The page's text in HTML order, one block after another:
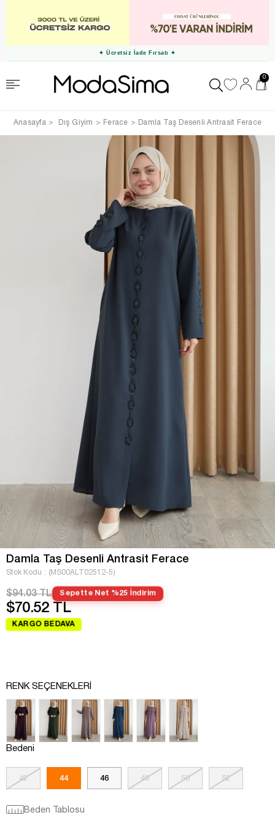
0
Anasayfa Dış Giyim Ferace Damla Taş Desenli Antrasit Ferace
Damla Taş Desenli Antrasit Ferace
Stok Kodu (MS00ALT02512-5)
$94.03 TL Sepette Net %25 İndirim
$70.52 TL
KARGO BEDAVA
RENK SEÇENEKLERI
Bedeni
42 44 46 48 50 52
Beden Tablosu